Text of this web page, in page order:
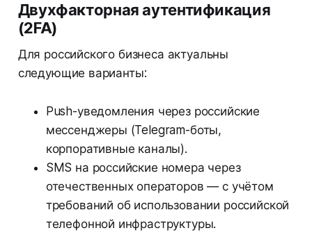
Двухфакторная аутентификация
(2FA)
Для российского бизнеса актуальны
следующие варианты:
Push-уведомления через российские
мессенджеры (Telegram-боты,
корпоративные каналы).
SMS на российские номера через
отечественных операторов — с учётом
требований об использовании российской
телефонной инфраструктуры.